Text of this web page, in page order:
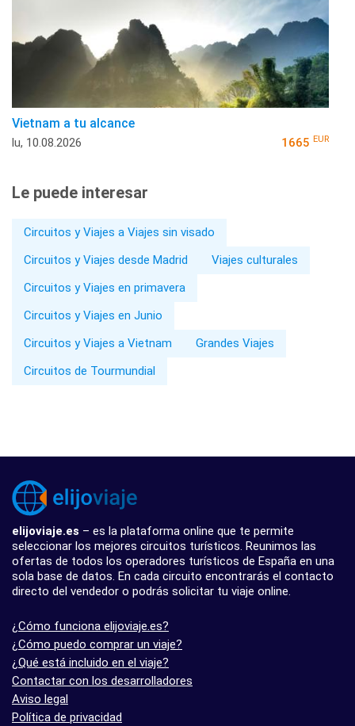
Vietnam a tu alcance
lu, 10.08.2026 1665 EUR
Le puede interesar
Circuitos y Viajes a Viajes sin visado
Circuitos y Viajes desde Madrid
Viajes culturales
Circuitos y Viajes en primavera
Circuitos y Viajes en Junio
Circuitos y Viajes a Vietnam
Grandes Viajes
Circuitos de Tourmundial
elijoviaje.es – es la plataforma online que te permite
seleccionar los mejores circuitos turísticos. Reunimos las
ofertas de todos los operadores turísticos de España en una
sola base de datos. En cada circuito encontrarás el contacto
directo del vendedor o podrás solicitar tu viaje online.
¿Cómo funciona elijoviaje.es?
¿Cómo puedo comprar un viaje?
¿Qué está incluido en el viaje?
Contactar con los desarrolladores
Aviso legal
Política de privacidad